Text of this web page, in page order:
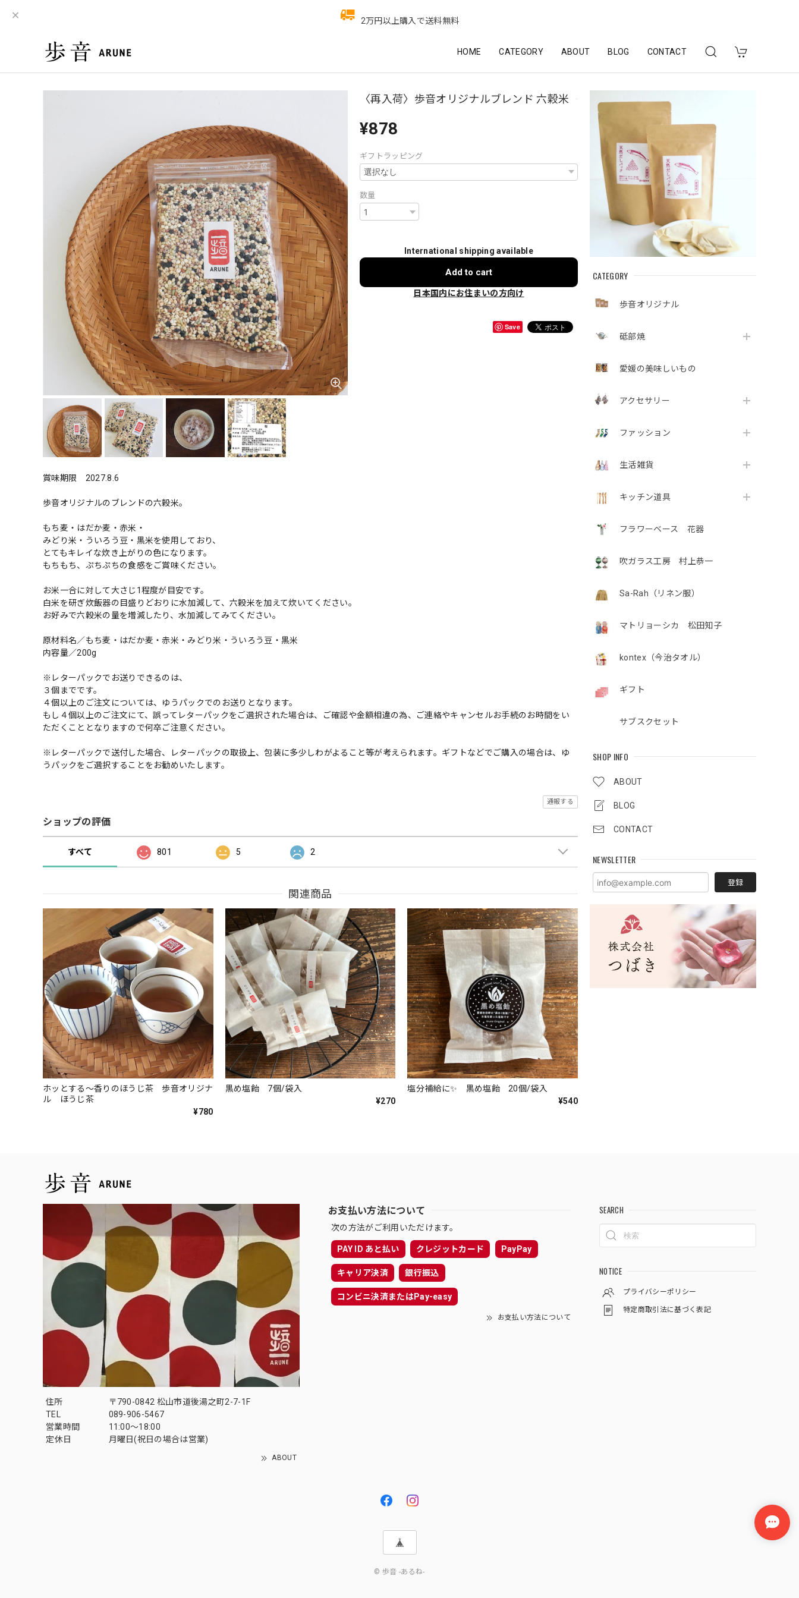
2万円以上購入で送料無料
HOME CATEGORY ABOUT BLOG CONTACT
CATEGORY
歩音オリジナル
砥部焼
愛媛の美味しいもの
アクセサリー
ファッション
生活雑貨
キッチン道具
フラワーベース 花器
吹ガラス工房 村上恭一
Sa-Rah（リネン服）
マトリョーシカ 松田知子
kontex（今治タオル）
ギフト
サブスクセット
SHOP INFO
ABOUT
BLOG
CONTACT
NEWSLETTER
登録
〈再入荷〉歩音オリジナルブレンド 六穀米
¥878
ギフトラッピング
数量
International shipping available
Add to cart
日本国内にお住まいの方向け
Save
賞味期限 2027.8.6
歩音オリジナルのブレンドの六穀米。
もち麦・はだか麦・赤米・
みどり米・ういろう豆・黒米を使用しており、
とてもキレイな炊き上がりの色になります。
もちもち、ぷちぷちの食感をご賞味ください。
お米一合に対して大さじ1程度が目安です。
白米を研ぎ炊飯器の目盛りどおりに水加減して、六穀米を加えて炊いてください。
お好みで六穀米の量を増減したり、水加減してみてください。
原材料名／もち麦・はだか麦・赤米・みどり米・ういろう豆・黒米
内容量／200g
※レターパックでお送りできるのは、
３個までです。
４個以上のご注文については、ゆうパックでのお送りとなります。
もし４個以上のご注文にて、誤ってレターパックをご選択された場合は、ご確認や金額相違の為、ご連絡やキャンセルお手続のお時間をい
ただくこととなりますので何卒ご注意ください。
※レターパックで送付した場合、レターパックの取扱上、包装に多少しわがよること等が考えられます。ギフトなどでご購入の場合は、ゆ
うパックをご選択することをお勧めいたします。
通報する
ショップの評価
すべて 801 5 2
関連商品
ホッとする〜香りのほうじ茶 歩音オリジナ
ル ほうじ茶
¥780
黒め塩飴 7個/袋入
¥270
塩分補給に✨ 黒め塩飴 20個/袋入
¥540
住所
〒790-0842 松山市道後湯之町2-7-1F
TEL
089-906-5467
営業時間
11:00〜18:00
定休日
月曜日(祝日の場合は営業)
ABOUT
お支払い方法について
次の方法がご利用いただけます。
PAY ID あと払い クレジットカード PayPay
キャリア決済 銀行振込
コンビニ決済またはPay-easy
お支払い方法について
SEARCH
NOTICE
プライバシーポリシー
特定商取引法に基づく表記
© 歩音 -あるね-